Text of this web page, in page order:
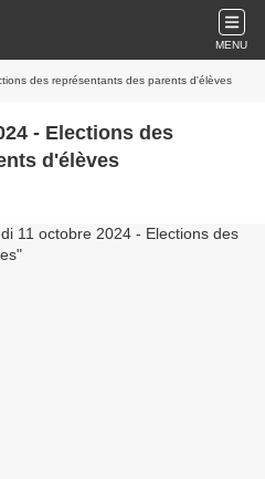
MENU
des représentants des parents d'élèves
- Elections des
d'élèves